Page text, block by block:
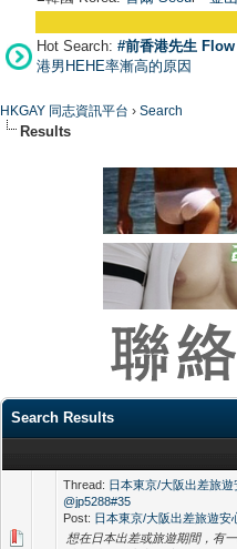
Hot Search: #前香港先生
港男HEHE率漸高的原因
HKGAY 同志資訊平台 ›Search
Results
Search Results
Thread: 日本東京/大阪出差旅
@jp5288#35
Post: 日本東京/大阪出差旅遊安
想在日本出差或旅遊期間，有